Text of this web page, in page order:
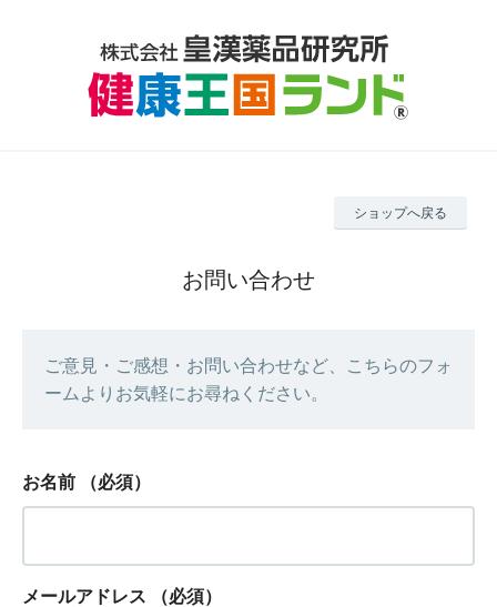
ショップへ戻る
お問い合わせ
ご意見・ご感想・お問い合わせなど、こちらのフォ
ームよりお気軽にお尋ねください。
お名前 （必須）
メールアドレス （必須）